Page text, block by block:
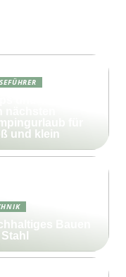
für
und klein
Bauen